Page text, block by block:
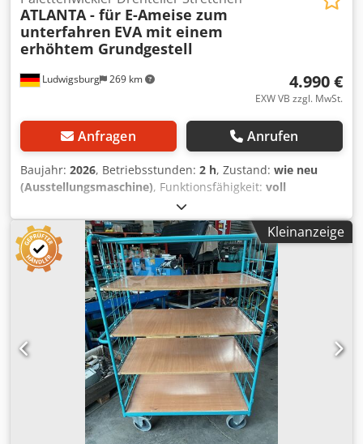
Ludwigsburg 269 km
ATLANTA - für E-Ameise zum
unterfahren EVA mit einem
erhöhtem Grundgestell
4.990 €
EXW VB zzgl. MwSt.
Anfragen Anrufen
Baujahr: 2026, Betriebsstunden: 2 h, Zustand: wie neu
(Ausstellungsmaschine), Funktionsfähigkeit: voll
, Maschinen-/Fahrzeugnummer:
Ausstellungsmaschine - wie neu. EVA Drehteller /
Grundgestell erhöht / Ø 1.500 mm Max. Abmessung
Palette: 800 x 1.200 mm Max. Tragkraft: 1.500 Kg
Wickelhöhe (Pallete inklusive) 2.200 mm 150mm - 200mm
erhöhtes Grundgestell, zum Laden mit E-Ameise -
regulierbar Höhenabfrage durch Lichttaster
Frequenzgeregelter Drehtellerantrieb (Softanlauf -
Start/Stop) Frequenzgeregelte
Hubschlittengeschwindigkeit Aufwärts/Abwärts Signalton
bei Wickelstart und Stop am Zyklusende Not-Halt Schalter
gemäß CE Vorschriften Stop des Drehtellers immer in der
gleichen Ausgangsposition Absturzsicherung für den
Folienschlitten Drucktaster für Einschalten Maschine sowie
Kleinanzeige